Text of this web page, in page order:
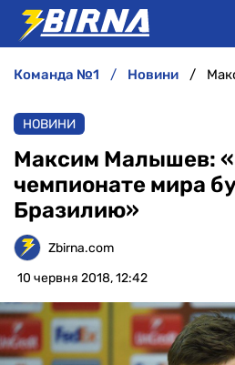
АНАЛІТИКА
ІНТЕРВ'Ю
РІЗНЕ
БУКМЕКЕРИ
команда №1 новини
НОВИНИ
Максим Малышев:
чемпионате мира
Бразилию»
Zbirna.com
10 червня 2018, 12:42